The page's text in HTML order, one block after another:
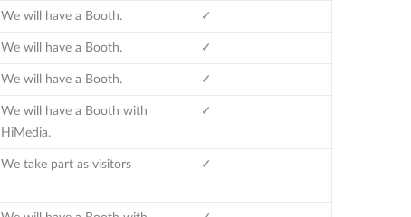
We will have a Booth. ✓
We will have a Booth. ✓
We will have a Booth. ✓
We will have a Booth with
HiMedia.
✓
We take part as visitors ✓